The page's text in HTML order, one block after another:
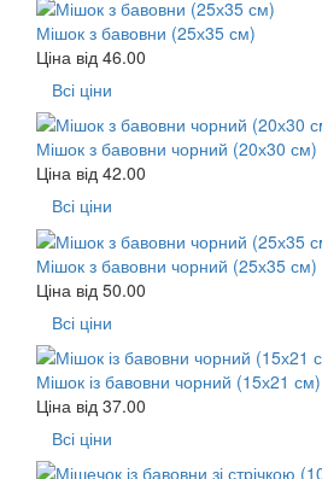
Мішок з бавовни (25х35 см)
Ціна від 46.00
Всі ціни
Мішок з бавовни чорний (20х30 см)
Ціна від 42.00
Всі ціни
Мішок з бавовни чорний (25х35 см)
Ціна від 50.00
Всі ціни
Мішок із бавовни чорний (15х21 см)
Ціна від 37.00
Всі ціни